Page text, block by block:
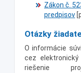
Zákon č.
predpisov
Otázky
O informácie
cez
riešenie